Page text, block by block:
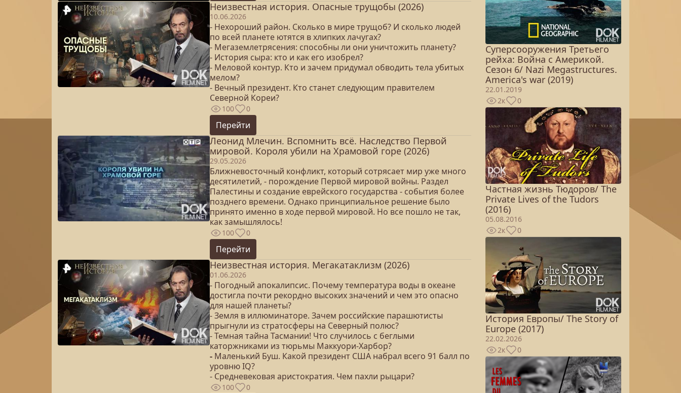
Неизвестная история. Опасные трущобы (2026)
10.06.2026
- Нехороший район. Сколько в мире трущоб? И сколько людей
по всей планете ютятся в хлипких лачугах?
- Мегаземлетрясения: способны ли они уничтожить планету?
- История сыра: кто и как его изобрел?
- Меловой контур. Кто и зачем придумал обводить тела убитых
мелом?
- Вечный президент. Кто станет следующим правителем
Северной Кореи?
100 0
Перейти
Леонид Млечин. Вспомнить всё. Наследство Первой
мировой. Короля убили на Храмовой горе (2026)
29.05.2026
Ближневосточный конфликт, который сотрясает мир уже много
десятилетий, - порождение Первой мировой войны. Раздел
Палестины и создание еврейского государства - события более
позднего времени. Однако принципиальное решение было
принято именно в ходе первой мировой. Но все пошло не так,
как замышлялось!
100 0
Перейти
Неизвестная история. Мегакатаклизм (2026)
01.06.2026
- Погодный апокалипсис. Почему температура воды в океане
достигла почти рекордно высоких значений и чем это опасно
для нашей планеты?
- Земля в иллюминаторе. Зачем российские парашютисты
прыгнули из стратосферы на Северный полюс?
- Темная тайна Тасмании! Что случилось с беглыми
каторжниками из тюрьмы Маккуори-Харбор?
- Маленький Буш. Какой президент США набрал всего 91 балл по
уровню IQ?
- Средневековая аристократия. Чем пахли рыцари?
100 0
Суперсооружения Третьего
рейха: Война с Америкой.
Сезон 6/ Nazi Megastructures.
America's war (2019)
22.01.2019
2к
0
Частная жизнь Тюдоров/ The
Private Lives of the Tudors
(2016)
05.08.2016
2к
0
История Европы/ The Story of
Europe (2017)
22.02.2026
2к
0